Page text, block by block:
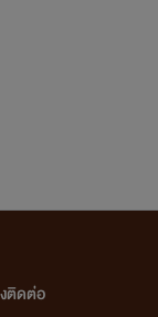
ติดต่อ